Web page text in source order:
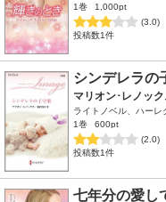
1巻
1,000pt
(3.0)
投稿数1件
シンデレラの
マリオン･レノック
ライトノベル、ハーレ
1巻
600pt
(2.0)
投稿数1件
七年分の愛し